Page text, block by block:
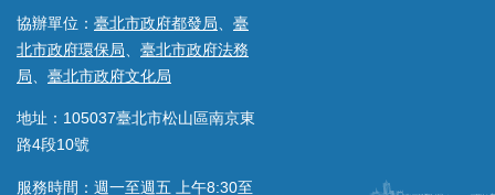
協辦單位： 臺北市政府都發局
臺
北市政府環保局
臺北市政府法務
局
臺北市政府文化局
地址：105037臺北市松山區南京東
路4段10號
服務時間：週一至週五 上午8:30至